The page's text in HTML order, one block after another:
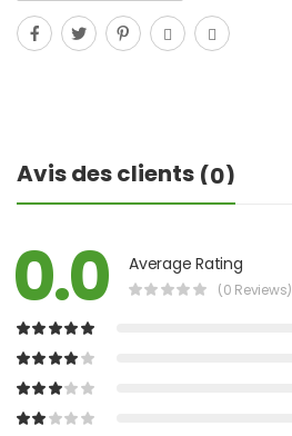
Avis des clients (0)
0.0 Average Rating
(0 Reviews)